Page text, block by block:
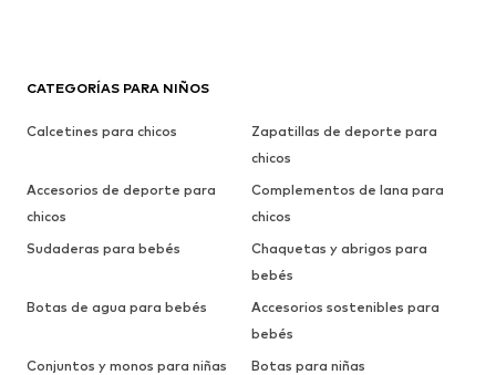
CATEGORÍAS PARA NIÑOS
Calcetines para chicos
Zapatillas de deporte para
chicos
Accesorios de deporte para
chicos
Complementos de lana para
chicos
Sudaderas para bebés
Chaquetas y abrigos para
bebés
Botas de agua para bebés
Accesorios sostenibles para
bebés
Conjuntos y monos para niñas
Botas para niñas